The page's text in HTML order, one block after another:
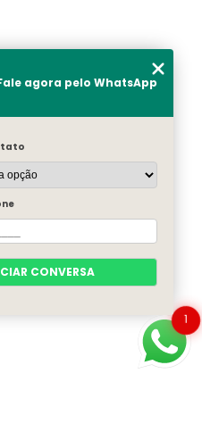
1
agora pelo WhatsApp
CONVERSA